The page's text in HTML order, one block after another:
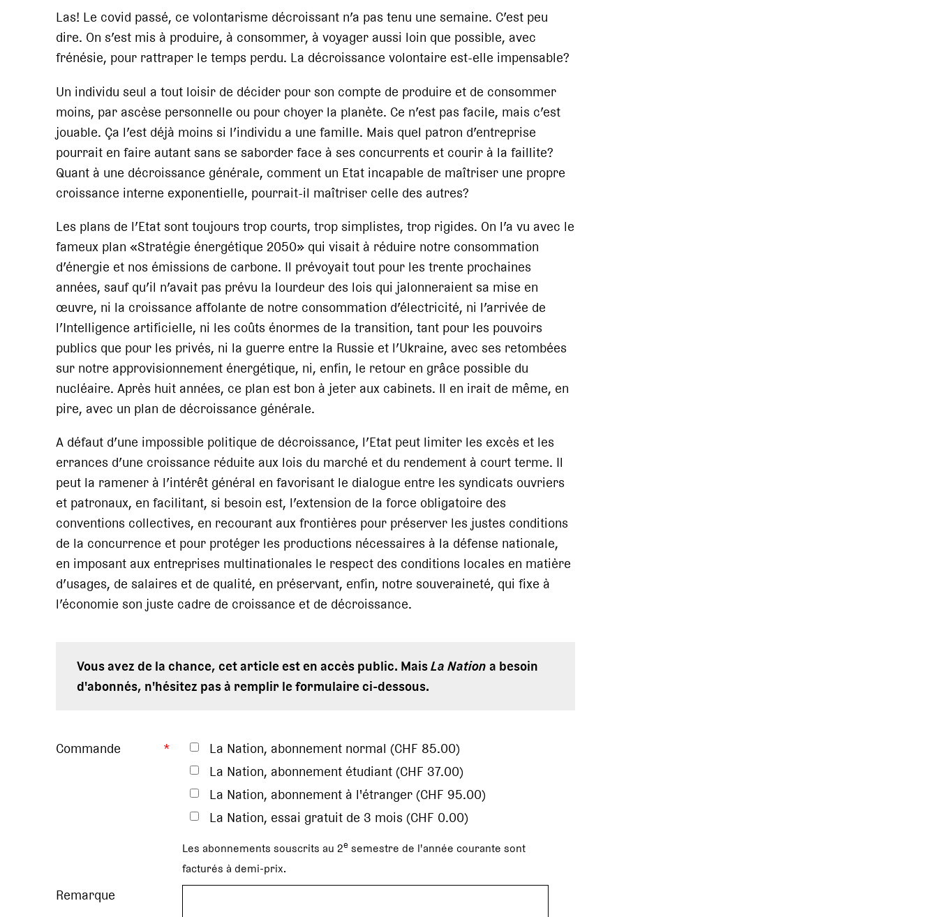
Las! Le covid passé, ce volontarisme décroissant n’a pas tenu une semaine. C’est peu
dire. On s’est mis à produire, à consommer, à voyager aussi loin que possible, avec
frénésie, pour rattraper le temps perdu. La décroissance volontaire est-elle impensable?
Un individu seul a tout loisir de décider pour son compte de produire et de consommer
moins, par ascèse personnelle ou pour choyer la planète. Ce n’est pas facile, mais c’est
jouable. Ça l’est déjà moins si l’individu a une famille. Mais quel patron d’entreprise
pourrait en faire autant sans se saborder face à ses concurrents et courir à la faillite?
Quant à une décroissance générale, comment un Etat incapable de maîtriser une propre
croissance interne exponentielle, pourrait-il maîtriser celle des autres?
Les plans de l’Etat sont toujours trop courts, trop simplistes, trop rigides. On l’a vu avec le
fameux plan «Stratégie énergétique 2050» qui visait à réduire notre consommation
d’énergie et nos émissions de carbone. Il prévoyait tout pour les trente prochaines
années, sauf qu’il n’avait pas prévu la lourdeur des lois qui jalonneraient sa mise en
œuvre, ni la croissance affolante de notre consommation d’électricité, ni l’arrivée de
l’Intelligence artificielle, ni les coûts énormes de la transition, tant pour les pouvoirs
publics que pour les privés, ni la guerre entre la Russie et l’Ukraine, avec ses retombées
sur notre approvisionnement énergétique, ni, enfin, le retour en grâce possible du
nucléaire. Après huit années, ce plan est bon à jeter aux cabinets. Il en irait de même, en
pire, avec un plan de décroissance générale.
A défaut d’une impossible politique de décroissance, l’Etat peut limiter les excès et les
errances d’une croissance réduite aux lois du marché et du rendement à court terme. Il
peut la ramener à l’intérêt général en favorisant le dialogue entre les syndicats ouvriers
et patronaux, en facilitant, si besoin est, l’extension de la force obligatoire des
conventions collectives, en recourant aux frontières pour préserver les justes conditions
de la concurrence et pour protéger les productions nécessaires à la défense nationale,
en imposant aux entreprises multinationales le respect des conditions locales en matière
d’usages, de salaires et de qualité, en préservant, enfin, notre souveraineté, qui fixe à
l’économie son juste cadre de croissance et de décroissance.
Vous avez de la chance, cet article est en accès public. MaisLa Nationa besoin
d'abonnés, n'hésitez pas à remplir le formulaire ci-dessous.
Commande *
La Nation, abonnement normal (CHF 85.00)
La Nation, abonnement étudiant (CHF 37.00)
La Nation, abonnement à l'étranger (CHF 95.00)
La Nation, essai gratuit de 3 mois (CHF 0.00)
Les abonnements souscrits au 2e semestre de l'année courante sont
facturés à demi-prix.
Remarque